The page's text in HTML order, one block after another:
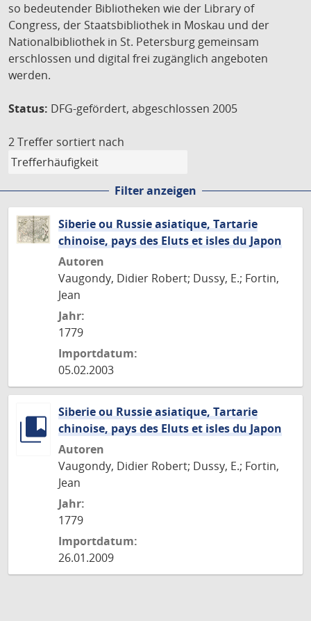
so bedeutender Bibliotheken wie der Library of
Congress, der Staatsbibliothek in Moskau und der
Nationalbibliothek in St. Petersburg gemeinsam
erschlossen und digital frei zugänglich angeboten
werden.
Status: DFG-gefördert, abgeschlossen 2005
2 Treffer sortiert nach
Filter anzeigen
Siberie ou Russie asiatique, Tartarie
chinoise, pays des Eluts et isles du Japon
Autoren
Vaugondy, Didier Robert; Dussy, E.; Fortin,
Jean
Jahr:
1779
Importdatum:
05.02.2003
Siberie ou Russie asiatique, Tartarie
chinoise, pays des Eluts et isles du Japon
Autoren
Vaugondy, Didier Robert; Dussy, E.; Fortin,
Jean
Jahr:
1779
Importdatum:
26.01.2009